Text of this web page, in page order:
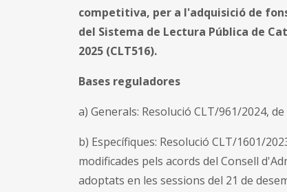
competitiva, per a l'adquisició de
del Sistema de Lectura Pública de
2025 (CLT516).
Bases reguladores
a) Generals: Resolució CLT/961/2024, de
b) Específiques: Resolució CLT/1601/
modificades pels acords del Consell
adoptats en les sessions del 21 de